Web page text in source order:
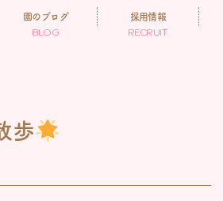
園のブログ
BLOG
採用情報
RECRUIT
歩